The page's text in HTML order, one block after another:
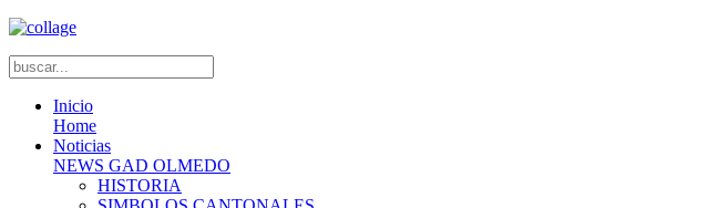
Inicio
Home
Noticias
NEWS GAD OLMEDO
HISTORIA